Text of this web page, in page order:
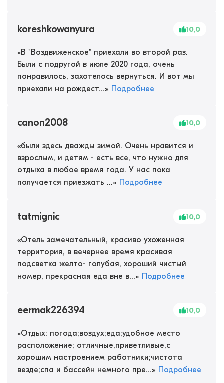
koreshkowanyura 10,0
«В "Воздвиженское" приехали во второй раз.
Были с подругой в июле 2020 года, очень
понравилось, захотелось вернуться. И вот мы
приехали на рождест...» Подробнее
canon2008 10,0
«были здесь дважды зимой. Очень нравится и
взрослым, и детям - есть все, что нужно для
отдыха в любое время года. У нас пока
получается приезжать ...» Подробнее
tatmignic 10,0
«Отель замечательный, красиво ухоженная
территория, в вечернее время красивая
подсветка желто- голубая, хороший чистый
номер, прекрасная еда вне в...» Подробнее
eermak226394 10,0
«Отдых: погода;воздух;еда;удобное место
расположение; отличные,приветливые,с
хорошим настроением работники;чистота
везде;спа и бассейн немного пре...» Подробнее